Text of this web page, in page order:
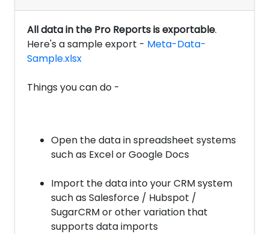
All data in the Pro Reports is exportable.
Here's a sample export - Meta-Data-
Sample.xlsx
Things you can do -
Open the data in spreadsheet systems
such as Excel or Google Docs
Import the data into your CRM system
such as Salesforce / Hubspot /
SugarCRM or other variation that
supports data imports